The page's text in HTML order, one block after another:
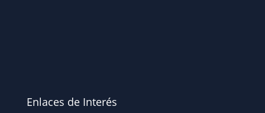
Enlaces de Interés